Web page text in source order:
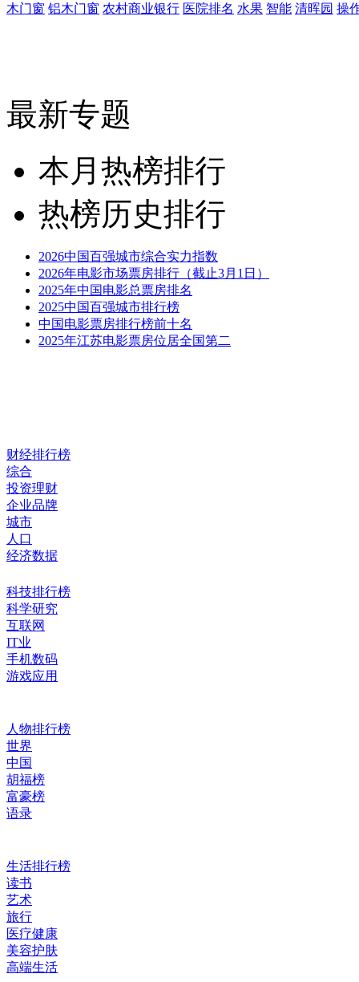
木门窗 铝木门窗 农村商业银行 医院排名 水果 智能 清晖园 操
最新专题
本月热榜排行
热榜历史排行
2026中国百强城市综合实力指数
2026年电影市场票房排行（截止3月1日）
2025年中国电影总票房排名
2025中国百强城市排行榜
中国电影票房排行榜前十名
2025年江苏电影票房位居全国第二
财经排行榜
综合
投资理财
企业品牌
城市
人口
经济数据
科技排行榜
科学研究
互联网
IT业
手机数码
游戏应用
人物排行榜
世界
中国
胡福榜
富豪榜
语录
生活排行榜
读书
艺术
旅行
医疗健康
美容护肤
高端生活